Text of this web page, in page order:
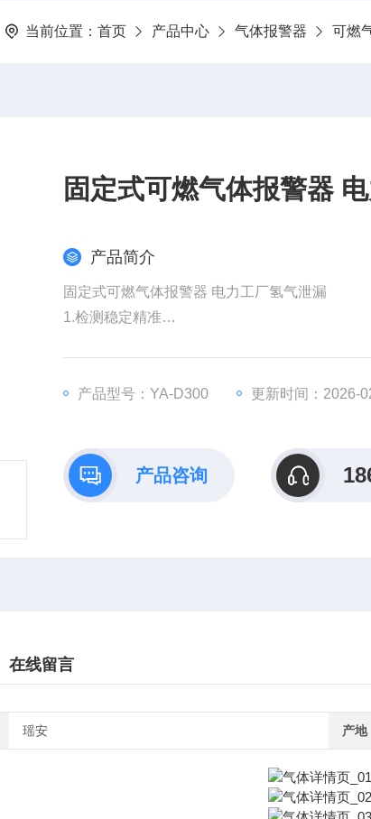
当前位置： 首页 产品中心 气体报警器 可燃
固定式可燃气体报警器
产品简介
固定式可燃气体报警器 电力工厂氢气泄漏
1.检测稳定精准
4.输出信号丰富多样 支持4-20mA，RS485，
产品型号：YA-D300 更新时间：2026-
产品咨询
在线留言
瑶安 产地